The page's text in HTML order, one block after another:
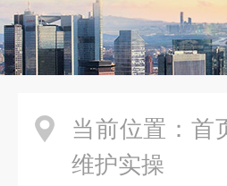
当前位置： 首
维护实操